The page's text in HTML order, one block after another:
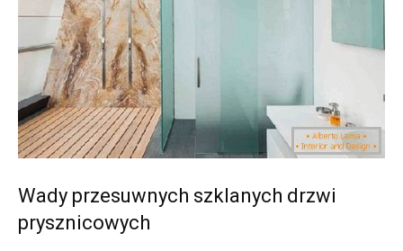
Wady przesuwnych szklanych drzwi
prysznicowych